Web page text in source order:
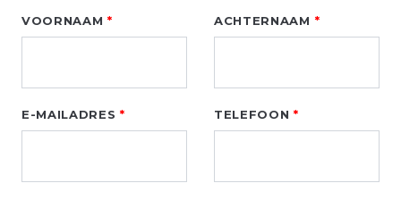
Leave
this
VOORNAAM ACHTERNAAM
E-MAILADRES TELEFOON